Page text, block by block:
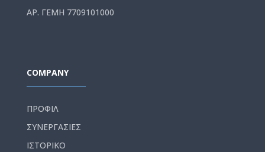
ΑΡ. ΓΕΜΗ 7709101000
COMPANY
ΠΡΟΦΙΛ
ΣΥΝΕΡΓΑΣΙΕΣ
ΙΣΤΟΡΙΚΟ